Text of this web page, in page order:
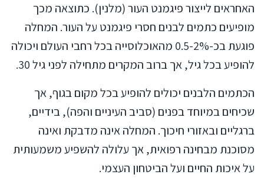
האחראים לייצור פיגמנט העור (מלנין). כתוצאה מכך
מופיעים כתמים לבנים חסרי פיגמנט על העור. המחלה
פוגעת בכ-0.5-2% מהאוכלוסייה בכל רחבי העולם ויכולה
להופיע בכל גיל, אך ברוב המקרים מתחילה לפני גיל 30.
הכתמים הלבנים יכולים להופיע בכל מקום בגוף, אך
שכיחים במיוחד בפנים (סביב העיניים והפה), בידיים,
ברגליים ובאזורי חיכוך. המחלה אינה מדבקת ואינה
מסוכנת מבחינה רפואית, אך עלולה להשפיע משמעותית
על איכות החיים ועל הביטחון העצמי.